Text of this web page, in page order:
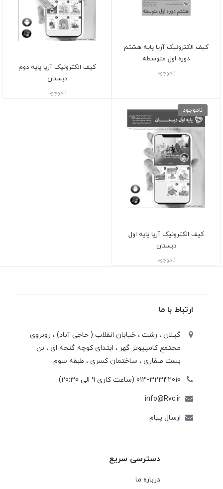
کیف الکترونیک آریا پایه هشتم
دوره اول متوسطه
ناموجود
کیف الکترونیک آریا پایه دوم
دبستان
ناموجود
ناموجود
کیف الکترونیک آریا پایه اول
دبستان
ناموجود
ارتباط با ما
گیلان ، رشت ، خيابان انقلاب ( حاجی آباد) ، روبروی
مجتمع كامپيوتر گهر ، ابتدای كوچه گنجه ای ، بن
بست صفاری ، ساختمان كسری ، طبقه سوم
013-32342010 (ساعت کاری 9 الی 20:30)
info@Rvc.ir
ارسال پیام
دسترسی سریع
درباره ما